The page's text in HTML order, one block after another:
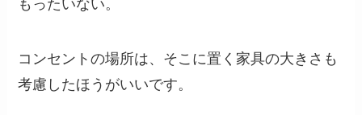
もったいない。
コンセントの場所は、そこに置く家具の大きさも
考慮したほうがいいです。